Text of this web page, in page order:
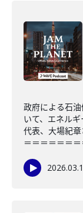
政府による石
いて、エネルギ
代表、大場紀
＝＝＝＝＝＝